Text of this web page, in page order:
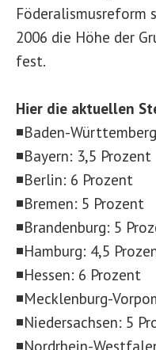
Föderalismusreform
2006 die Höhe der
fest.
Hier die aktuellen
◾Baden-
◾Bayern: 3,5 Prozent
◾Berlin: 6 Prozent
◾Bremen: 5 Prozent
◾Brandenburg: 5
◾Hamburg: 4,5
◾Hessen: 6 Prozent
◾Mecklenburg-
◾Niedersachsen: 5
◾Nordrhein-